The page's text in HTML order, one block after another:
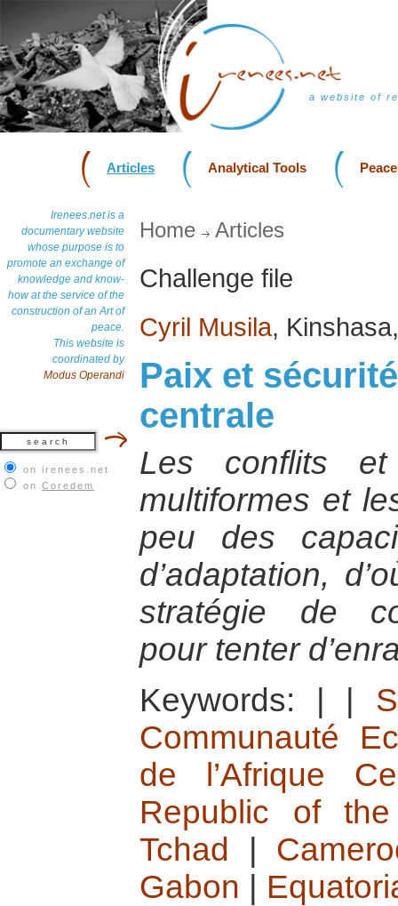
a website of
Articles Analytical Tools
Irenees.net is a
documentary website
whose purpose is to
promote an exchange of
knowledge and know-
how at the service of the
construction of an Art of
peace.
This website is
coordinated by
Modus Operandi
on irenees.net
on Coredem
Home Articles
Challenge file
Cyril Musila,
Paix et
centrale
Les conflits et
multiformes et
peu des
d’adaptation,
stratégie de
pour tenter
Keywords:
Communauté
de l’Afrique
Republic of
Tchad
Gabon